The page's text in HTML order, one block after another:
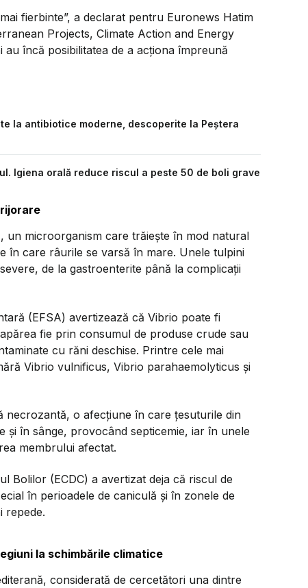
fierbinte”, a declarat pentru Euronews Hatim
Projects, Climate Action and Energy
au încă posibilitatea de a acționa împreună
la antibiotice moderne, descoperite la Peștera
Igiena orală reduce riscul a peste 50 de boli grave
un microorganism care trăiește în mod natural
în care râurile se varsă în mare. Unele tulpini
de la gastroenterite până la complicații
(EFSA) avertizează că Vibrio poate fi
fie prin consumul de produse crude sau
cu răni deschise. Printre cele mai
Vibrio vulnificus, Vibrio parahaemolyticus și
necrozantă, o afecțiune în care țesuturile din
și în sânge, provocând septicemie, iar în unele
membrului afectat.
Bolilor (ECDC) a avertizat deja că riscul de
în perioadele de caniculă și în zonele de
repede.
la schimbările climatice
considerată de cercetători una dintre